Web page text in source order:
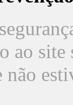
ao
não